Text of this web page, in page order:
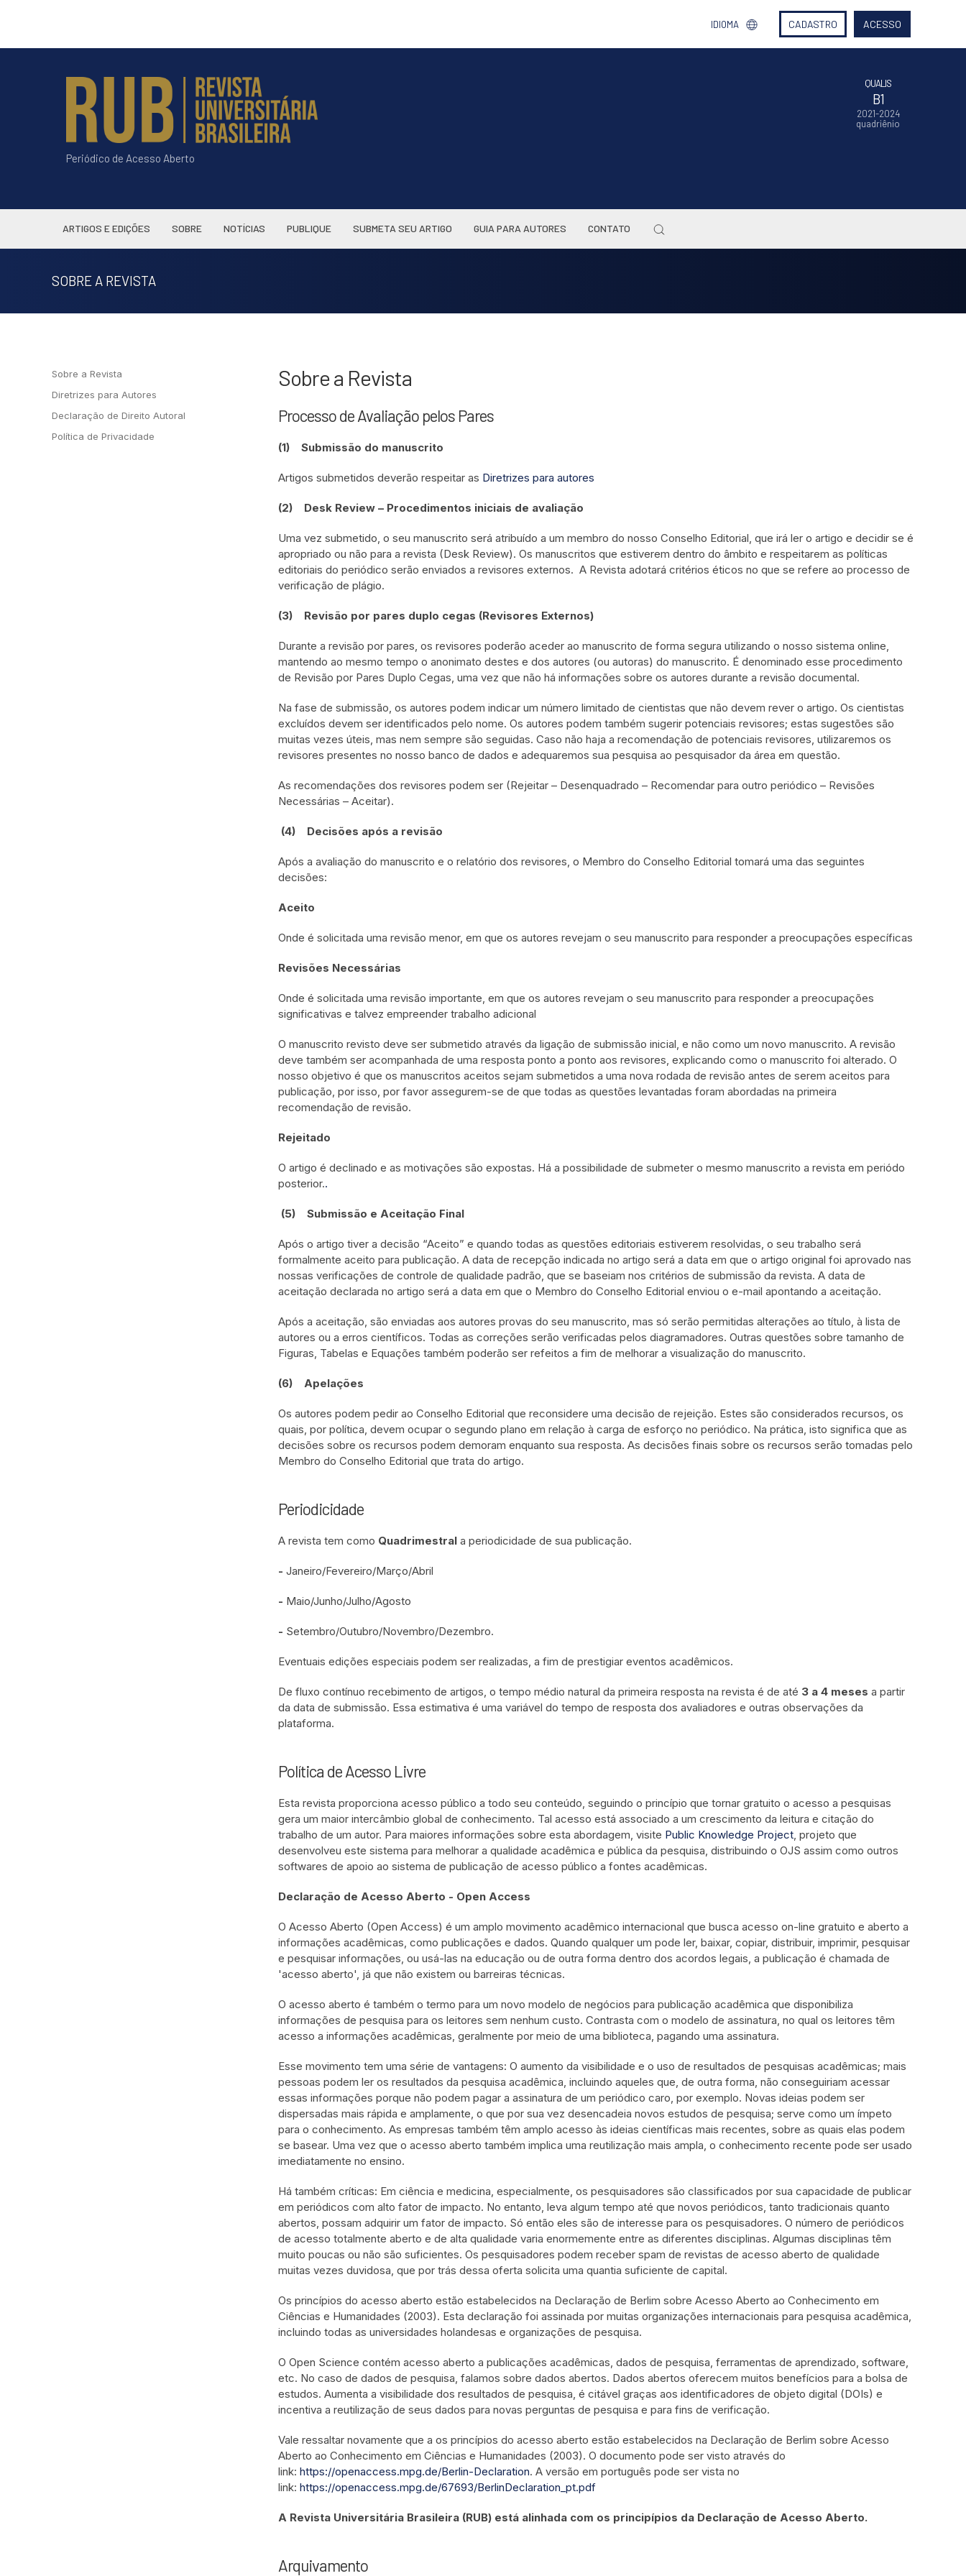
IDIOMA CADASTRO ACESSO
Periódico de Acesso Aberto
QUALIS
B1
2021-2024
quadriênio
ARTIGOS E EDIÇÕES SOBRE NOTÍCIAS PUBLIQUE SUBMETA SEU ARTIGO GUIA PARA AUTORES CONTATO
SOBRE A REVISTA
Sobre a Revista
Diretrizes para Autores
Declaração de Direito Autoral
Política de Privacidade
Sobre a Revista
Processo de Avaliação pelos Pares
(1) Submissão do manuscrito
Artigos submetidos deverão respeitar as Diretrizes para autores
(2) Desk Review – Procedimentos iniciais de avaliação
Uma vez submetido, o seu manuscrito será atribuído a um membro do nosso Conselho Editorial, que irá ler o artigo e decidir se é
apropriado ou não para a revista (Desk Review). Os manuscritos que estiverem dentro do âmbito e respeitarem as políticas
editoriais do periódico serão enviados a revisores externos. A Revista adotará critérios éticos no que se refere ao processo de
verificação de plágio.
(3) Revisão por pares duplo cegas (Revisores Externos)
Durante a revisão por pares, os revisores poderão aceder ao manuscrito de forma segura utilizando o nosso sistema online,
mantendo ao mesmo tempo o anonimato destes e dos autores (ou autoras) do manuscrito. É denominado esse procedimento
de Revisão por Pares Duplo Cegas, uma vez que não há informações sobre os autores durante a revisão documental.
Na fase de submissão, os autores podem indicar um número limitado de cientistas que não devem rever o artigo. Os cientistas
excluídos devem ser identificados pelo nome. Os autores podem também sugerir potenciais revisores; estas sugestões são
muitas vezes úteis, mas nem sempre são seguidas. Caso não haja a recomendação de potenciais revisores, utilizaremos os
revisores presentes no nosso banco de dados e adequaremos sua pesquisa ao pesquisador da área em questão.
As recomendações dos revisores podem ser (Rejeitar – Desenquadrado – Recomendar para outro periódico – Revisões
Necessárias – Aceitar).
(4) Decisões após a revisão
Após a avaliação do manuscrito e o relatório dos revisores, o Membro do Conselho Editorial tomará uma das seguintes
decisões:
Aceito
Onde é solicitada uma revisão menor, em que os autores revejam o seu manuscrito para responder a preocupações específicas
Revisões Necessárias
Onde é solicitada uma revisão importante, em que os autores revejam o seu manuscrito para responder a preocupações
significativas e talvez empreender trabalho adicional
O manuscrito revisto deve ser submetido através da ligação de submissão inicial, e não como um novo manuscrito. A revisão
deve também ser acompanhada de uma resposta ponto a ponto aos revisores, explicando como o manuscrito foi alterado. O
nosso objetivo é que os manuscritos aceitos sejam submetidos a uma nova rodada de revisão antes de serem aceitos para
publicação, por isso, por favor assegurem-se de que todas as questões levantadas foram abordadas na primeira
recomendação de revisão.
Rejeitado
O artigo é declinado e as motivações são expostas. Há a possibilidade de submeter o mesmo manuscrito a revista em periódo
posterior..
(5) Submissão e Aceitação Final
Após o artigo tiver a decisão “Aceito” e quando todas as questões editoriais estiverem resolvidas, o seu trabalho será
formalmente aceito para publicação. A data de recepção indicada no artigo será a data em que o artigo original foi aprovado nas
nossas verificações de controle de qualidade padrão, que se baseiam nos critérios de submissão da revista. A data de
aceitação declarada no artigo será a data em que o Membro do Conselho Editorial enviou o e-mail apontando a aceitação.
Após a aceitação, são enviadas aos autores provas do seu manuscrito, mas só serão permitidas alterações ao título, à lista de
autores ou a erros científicos. Todas as correções serão verificadas pelos diagramadores. Outras questões sobre tamanho de
Figuras, Tabelas e Equações também poderão ser refeitos a fim de melhorar a visualização do manuscrito.
(6) Apelações
Os autores podem pedir ao Conselho Editorial que reconsidere uma decisão de rejeição. Estes são considerados recursos, os
quais, por política, devem ocupar o segundo plano em relação à carga de esforço no periódico. Na prática, isto significa que as
decisões sobre os recursos podem demoram enquanto sua resposta. As decisões finais sobre os recursos serão tomadas pelo
Membro do Conselho Editorial que trata do artigo.
Periodicidade
A revista tem como Quadrimestral a periodicidade de sua publicação.
- Janeiro/Fevereiro/Março/Abril
- Maio/Junho/Julho/Agosto
- Setembro/Outubro/Novembro/Dezembro.
Eventuais edições especiais podem ser realizadas, a fim de prestigiar eventos acadêmicos.
De fluxo contínuo recebimento de artigos, o tempo médio natural da primeira resposta na revista é de até 3 a 4 meses a partir
da data de submissão. Essa estimativa é uma variável do tempo de resposta dos avaliadores e outras observações da
plataforma.
Política de Acesso Livre
Esta revista proporciona acesso público a todo seu conteúdo, seguindo o princípio que tornar gratuito o acesso a pesquisas
gera um maior intercâmbio global de conhecimento. Tal acesso está associado a um crescimento da leitura e citação do
trabalho de um autor. Para maiores informações sobre esta abordagem, visite Public Knowledge Project, projeto que
desenvolveu este sistema para melhorar a qualidade acadêmica e pública da pesquisa, distribuindo o OJS assim como outros
softwares de apoio ao sistema de publicação de acesso público a fontes acadêmicas.
Declaração de Acesso Aberto - Open Access
O Acesso Aberto (Open Access) é um amplo movimento acadêmico internacional que busca acesso on-line gratuito e aberto a
informações acadêmicas, como publicações e dados. Quando qualquer um pode ler, baixar, copiar, distribuir, imprimir, pesquisar
e pesquisar informações, ou usá-las na educação ou de outra forma dentro dos acordos legais, a publicação é chamada de
'acesso aberto', já que não existem ou barreiras técnicas.
O acesso aberto é também o termo para um novo modelo de negócios para publicação acadêmica que disponibiliza
informações de pesquisa para os leitores sem nenhum custo. Contrasta com o modelo de assinatura, no qual os leitores têm
acesso a informações acadêmicas, geralmente por meio de uma biblioteca, pagando uma assinatura.
Esse movimento tem uma série de vantagens: O aumento da visibilidade e o uso de resultados de pesquisas acadêmicas; mais
pessoas podem ler os resultados da pesquisa acadêmica, incluindo aqueles que, de outra forma, não conseguiriam acessar
essas informações porque não podem pagar a assinatura de um periódico caro, por exemplo. Novas ideias podem ser
dispersadas mais rápida e amplamente, o que por sua vez desencadeia novos estudos de pesquisa; serve como um ímpeto
para o conhecimento. As empresas também têm amplo acesso às ideias científicas mais recentes, sobre as quais elas podem
se basear. Uma vez que o acesso aberto também implica uma reutilização mais ampla, o conhecimento recente pode ser usado
imediatamente no ensino.
Há também críticas: Em ciência e medicina, especialmente, os pesquisadores são classificados por sua capacidade de publicar
em periódicos com alto fator de impacto. No entanto, leva algum tempo até que novos periódicos, tanto tradicionais quanto
abertos, possam adquirir um fator de impacto. Só então eles são de interesse para os pesquisadores. O número de periódicos
de acesso totalmente aberto e de alta qualidade varia enormemente entre as diferentes disciplinas. Algumas disciplinas têm
muito poucas ou não são suficientes. Os pesquisadores podem receber spam de revistas de acesso aberto de qualidade
muitas vezes duvidosa, que por trás dessa oferta solicita uma quantia suficiente de capital.
Os princípios do acesso aberto estão estabelecidos na Declaração de Berlim sobre Acesso Aberto ao Conhecimento em
Ciências e Humanidades (2003). Esta declaração foi assinada por muitas organizações internacionais para pesquisa acadêmica,
incluindo todas as universidades holandesas e organizações de pesquisa.
O Open Science contém acesso aberto a publicações acadêmicas, dados de pesquisa, ferramentas de aprendizado, software,
etc. No caso de dados de pesquisa, falamos sobre dados abertos. Dados abertos oferecem muitos benefícios para a bolsa de
estudos. Aumenta a visibilidade dos resultados de pesquisa, é citável graças aos identificadores de objeto digital (DOIs) e
incentiva a reutilização de seus dados para novas perguntas de pesquisa e para fins de verificação.
Vale ressaltar novamente que a os princípios do acesso aberto estão estabelecidos na Declaração de Berlim sobre Acesso
Aberto ao Conhecimento em Ciências e Humanidades (2003). O documento pode ser visto através do
link: https://openaccess.mpg.de/Berlin-Declaration. A versão em português pode ser vista no
link: https://openaccess.mpg.de/67693/BerlinDeclaration_pt.pdf
A Revista Universitária Brasileira (RUB) está alinhada com os principípios da Declaração de Acesso Aberto.
Arquivamento